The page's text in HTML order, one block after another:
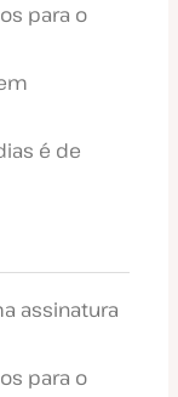
para o
é de
assinatura
para o